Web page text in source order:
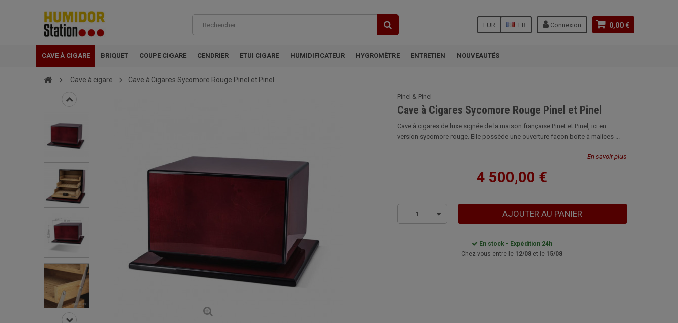
0,00 €
Connexion
FR
EUR
CAVE À CIGARE BRIQUET COUPE CIGARE CENDRIER ETUI CIGARE HUMIDIFICATEUR HYGROMÈTRE ENTRETIEN NOUVEAUTÉS
Cave à cigare Cave à Cigares Sycomore Rouge Pinel et Pinel
Pinel & Pinel
Cave à Cigares Sycomore Rouge Pinel et Pinel
Cave à cigares de luxe signée de la maison française Pinet et Pinel, ici en
version sycomore rouge. Elle possède une ouverture façon boîte à malices ...
En savoir plus
4 500,00 €
1 AJOUTER AU PANIER
En stock - Expédition 24h
Chez vous entre le 12/08 et le 15/08